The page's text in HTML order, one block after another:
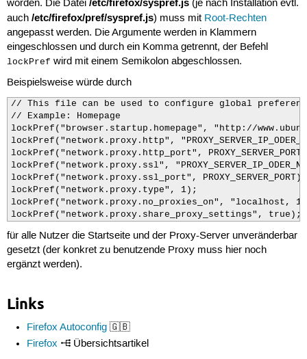
worden. Die Datei
(je nach Installation evtl.
auch /etc/firefox/pref/syspref.js) muss mit Root-Rechten
angepasst werden. Die Argumente werden in Klammern
eingeschlossen und durch ein Komma getrennt, der Befehl
lockPref wird mit einem Semikolon abgeschlossen.
Beispielsweise würde durch
// This file can be used to configure global
// Example: Homepage
lockPref("browser.startup.homepage", "http://
lockPref("network.proxy.http",
lockPref("network.proxy.http_port",
lockPref("network.proxy.ssl",
lockPref("network.proxy.ssl_port", PROXY_SERVER_PORT);
lockPref("network.proxy.type", 1);
lockPref("network.proxy.no_proxies_on", "localhost,
lockPref("network.proxy.share_proxy_settings", true);
für alle Nutzer die Startseite und der Proxy-Server unveränderbar
gesetzt (der konkret zu benutzende Proxy muss hier noch
ergänzt werden).
Links
Firefox Autoconfig 🇬🇧
Firefox
Übersichtsartikel